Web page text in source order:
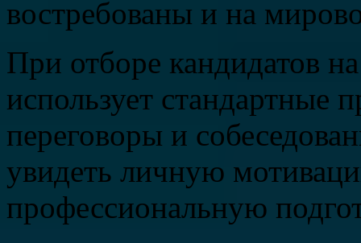
востребованы и на
При отборе кандидатов
использует стандартные
переговоры и
увидеть личную
профессиональную